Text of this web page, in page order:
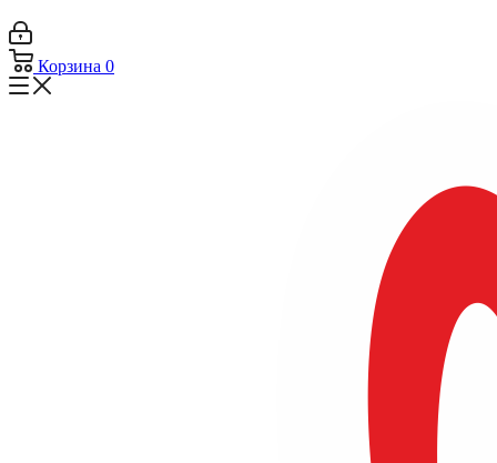
Корзина 0